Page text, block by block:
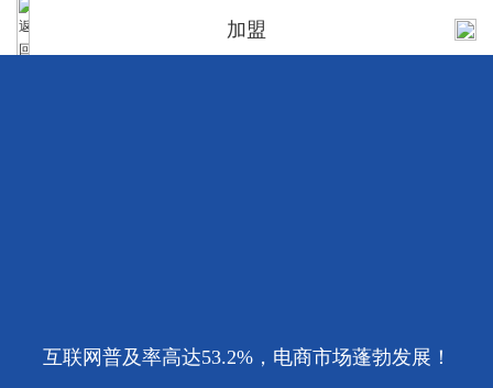
加盟
互联网普及率高达53.2%，电商市场蓬勃发展！